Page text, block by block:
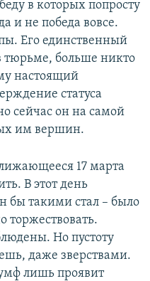
в которых попросту
и не победа вовсе.
Его единственный
тюрьме, больше никто
настоящий
статуса
сейчас он на самой
им вершин.
17 марта
В этот день
бы такими стал – было
торжествовать.
Но пустоту
даже зверствами.
лишь проявит